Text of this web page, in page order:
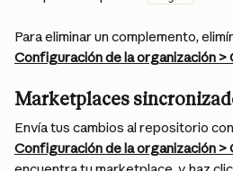
Para eliminar un complemento,
Configuración de la organización >
Marketplaces
Envía tus cambios al repositorio
Configuración de la organización >